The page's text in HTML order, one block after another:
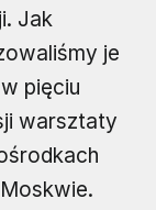
Jak
je
pięciu
warsztaty